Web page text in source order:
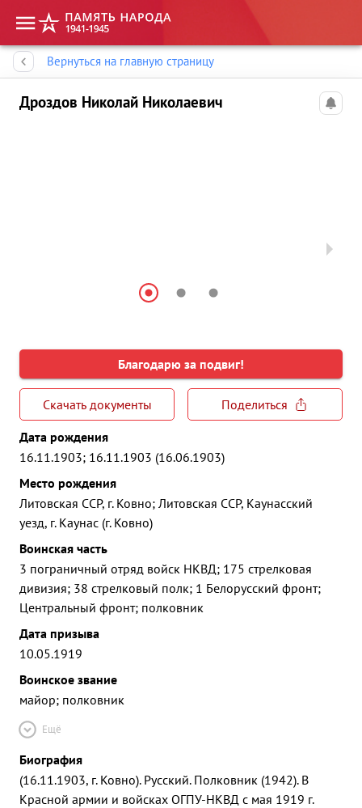
Вернуться на главную страницу
Дроздов Николай Николаевич
Благодарю за подвиг!
Скачать документы
Поделиться
Дата рождения
16.11.1903; 16.11.1903 (16.06.1903)
Место рождения
Литовская ССР, г. Ковно; Литовская ССР, Каунасский
уезд, г. Каунас (г. Ковно)
Воинская часть
3 пограничный отряд войск НКВД; 175 стрелковая
дивизия; 38 стрелковый полк; 1 Белорусский фронт;
Центральный фронт; полковник
Дата призыва
10.05.1919
Воинское звание
майор; полковник
Ещё
Биография
(16.11.1903, г. Ковно). Русский. Полковник (1942). В
Красной армии и войсках ОГПУ-НКВД с мая 1919 г.
Память народа